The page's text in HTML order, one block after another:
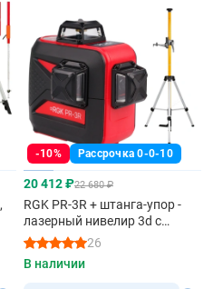
-10% Рассрочка 0-0-10
20 412 ₽22 680 ₽
RGK PR-3R + штанга-упор -
лазерный нивелир 3d с
красным лучом
26
В наличии